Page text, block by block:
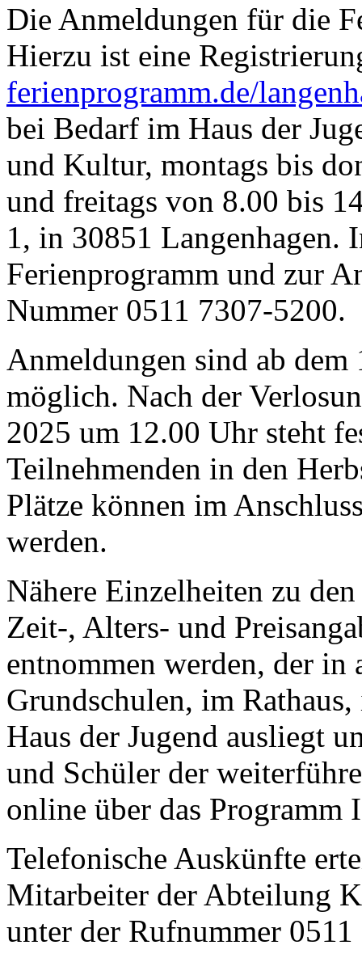
Die Anmeldungen für die
Hierzu ist eine
ferienprogramm.de/
bei Bedarf im Haus der
und Kultur, montags bis
und freitags von 8.00 bis
1, in 30851 Langenhagen.
Ferienprogramm und zur
Nummer 0511 7307-5200.
Anmeldungen sind ab
möglich. Nach der
2025 um 12.00 Uhr steht
Teilnehmenden in den
Plätze können im
werden.
Nähere Einzelheiten zu
Zeit-, Alters- und
entnommen werden, der in
Grundschulen, im
Haus der Jugend ausliegt
und Schüler der
online über das Programm
Telefonische Auskünfte
Mitarbeiter der Abteilung
unter der Rufnummer